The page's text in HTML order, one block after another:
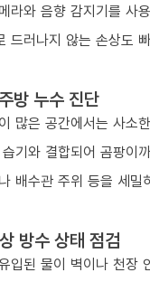
라와 음향 감지기를 사
드러나지 않는 손상도
방 누수 진단
많은 공간에서는 사소
기와 결합되어 곰팡이
배수관 주위 등을 세
방수 상태 점검
입된 물이 벽이나 천장